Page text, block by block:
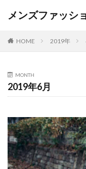
メンズファッシ
HOME 2019年
MONTH
2019年6月